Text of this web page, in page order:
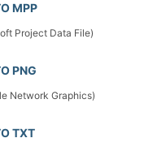
MPP
Project Data File)
PNG
Network Graphics)
TXT